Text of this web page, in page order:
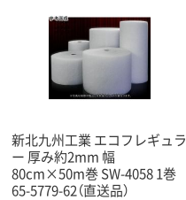
新北九州工業 エコフレギュラ
ー 厚み約2mm 幅
80cm×50m巻 SW-4058 1巻
65-5779-62（直送品）